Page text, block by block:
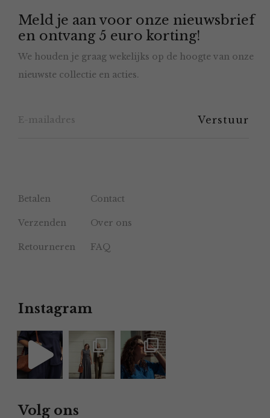
Meld je aan voor onze nieuwsbrief
en ontvang 5 euro korting!
We houden je graag wekelijks op de hoogte van onze
nieuwste collectie en acties.
Betalen Contact
Verzenden Over ons
Retourneren FAQ
Instagram
Volg ons